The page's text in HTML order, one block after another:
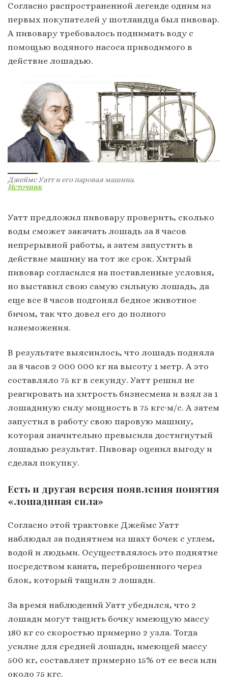
Согласно распространенной легенде одним из
первых покупателей у шотландца был пивовар.
А пивовару требовалось поднимать воду с
помощью водяного насоса приводимого в
действие лошадью.
Джеймс Уатт и его паровая машина.
Источник
Уатт предложил пивовару проверить, сколько
воды сможет закачать лошадь за 8 часов
непрерывной работы, а затем запустить в
действие машину на тот же срок. Хитрый
пивовар согласился на поставленные условия,
но выставил свою самую сильную лошадь, да
еще все 8 часов подгонял бедное животное
бичом, так что довел его до полного
изнеможения.
В результате выяснилось, что лошадь подняла
за 8 часов 2 000 000 кг на высоту 1 метр. А это
составляло 75 кг в секунду. Уатт решил не
реагировать на хитрость бизнесмена и взял за 1
лошадиную силу мощность в 75 кгс·м/с. А затем
запустил в работу свою паровую машину,
которая значительно превысила достигнутый
лошадью результат. Пивовар оценил выгоду и
сделал покупку.
Есть и другая версия появления понятия
«лошадиная сила»
Согласно этой трактовке Джеймс Уатт
наблюдал за поднятием из шахт бочек с углем,
водой и людьми. Осуществлялось это поднятие
посредством каната, переброшенного через
блок, который тащили 2 лошади.
За время наблюдений Уатт убедился, что 2
лошади могут тащить бочку имеющую массу
180 кг со скоростью примерно 2 узла. Тогда
усилие для средней лошади, имеющей массу
500 кг, составляет примерно 15% от ее веса или
около 75 кгс.